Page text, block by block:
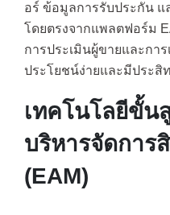
อร์ ข้อมูลการรับประกัน
โดยตรงจากแพลตฟอร์ม
การประเมินผู้ขายและการ
ประโยชน์ง่ายและมีประสิ
เทคโนโลยีขั้น
บริหารจัดการ
(EAM)